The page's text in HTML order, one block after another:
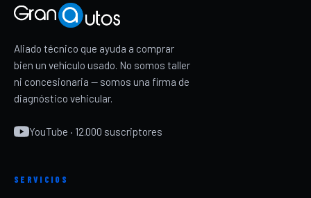
Aliado técnico que ayuda a comprar
bien un vehículo usado. No somos taller
ni concesionaria — somos una firma de
diagnóstico vehicular.
YouTube · 12.000 suscriptores
SERVICIOS